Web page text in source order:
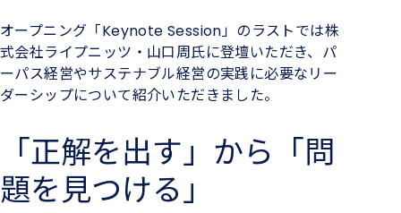
オープニング「Keynote Session」のラストでは株
式会社ライプニッツ・山口周氏に登壇いただき、パ
ーパス経営やサステナブル経営の実践に必要なリー
ダーシップについて紹介いただきました。
「正解を出す」から「問
題を見つける」